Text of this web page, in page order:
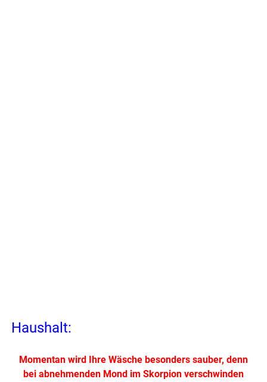
Haushalt:
Momentan wird Ihre Wäsche besonders sauber, denn
bei abnehmenden Mond im Skorpion verschwinden